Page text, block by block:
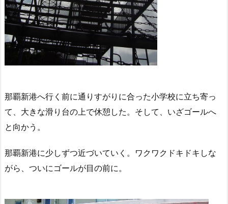
那覇新港へ行く前に通りすがりに合った小学校に立ち寄っ
て、大きな滑り台の上で休憩した。そして、いざゴールへ
と向かう。
那覇新港に少しずつ近づいていく。ワクワクドキドキしな
がら、ついにゴールが目の前に。